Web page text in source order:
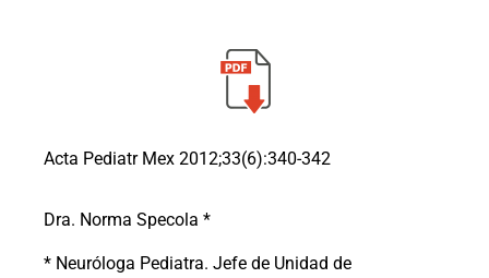
Acta Pediatr Mex 2012;33(6):340-342
Dra. Norma Specola *
* Neuróloga Pediatra. Jefe de Unidad de